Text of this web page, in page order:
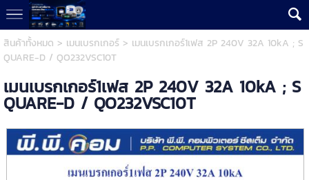
สินค้าทั้งหมด > เมนเบรกเกอร์> เมนเบรกเกอร์1เฟส 2P 240V 32A 10kA ; S
QUARE-D / QO232VSC10T
เมนเบรกเกอร์1เฟส 2P 240V 32A 10kA ; S
QUARE-D / QO232VSC10T